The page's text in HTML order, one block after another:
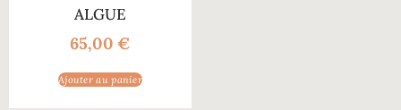
ALGUE
65,00 €
Ajouter au panier